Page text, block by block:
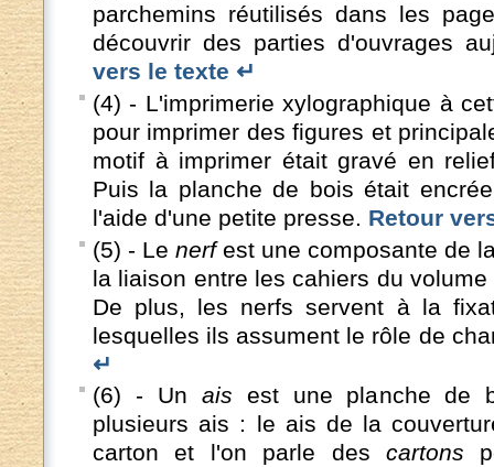
parchemins réutilisés dans les
découvrir des parties d'ouvrages
vers le texte ↵
(4) - L'imprimerie xylographique à
pour imprimer des figures et
motif à imprimer était gravé en
Puis la planche de bois était
l'aide d'une petite presse. Retour
(5) - Le nerfest une composante de
la liaison entre les cahiers du
De plus, les nerfs servent à la
lesquelles ils assument le rôle de
↵
(6) - Un ais est une planche de
plusieurs ais : le ais de la
carton et l'on parle des cartons